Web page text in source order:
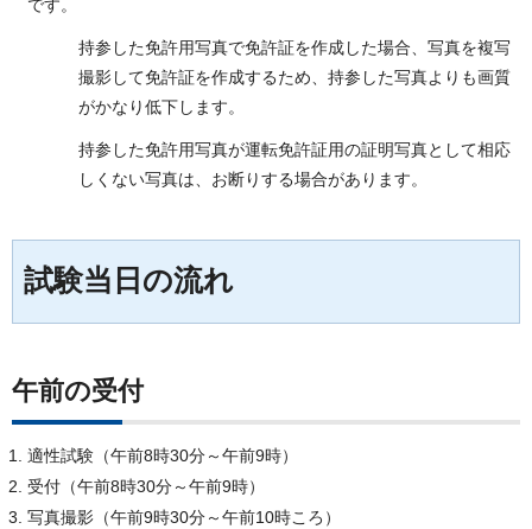
です。
持参した免許用写真で免許証を作成した場合、写真を複写
撮影して免許証を作成するため、持参した写真よりも画質
がかなり低下します。
持参した免許用写真が運転免許証用の証明写真として相応
しくない写真は、お断りする場合があります。
試験当日の流れ
午前の受付
適性試験（午前8時30分～午前9時）
受付（午前8時30分～午前9時）
写真撮影（午前9時30分～午前10時ころ）